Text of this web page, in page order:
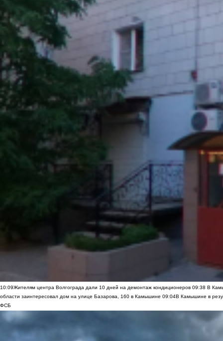
10:09Жителям центра Волгограда дали 10 дней на демонтаж кондиционеров 09:38 В
области заинтересовал дом на улице Базарова, 160 в Камышине 09:04В Камышине в
ФСБ